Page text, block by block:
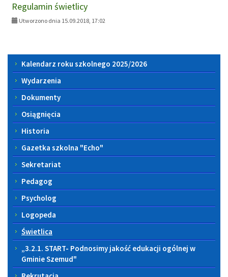
Regulamin świetlicy
Utworzono dnia 15.09.2018, 17:02
Menu
boczne
Kalendarz roku szkolnego 2025/2026
Wydarzenia
Dokumenty
Osiągnięcia
Historia
Gazetka szkolna "Echo"
Sekretariat
Pedagog
Psycholog
Logopeda
Świetlica
„3.2.1. START- Podnosimy jakość edukacji ogólnej w
Gminie Szemud"